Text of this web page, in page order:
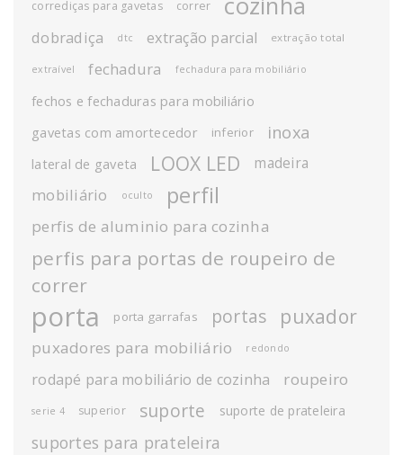
corrediças para gavetas correr
dobradiça dtc extração parcial extração total
extraível fechadura fechadura para mobiliário
fechos e fechaduras para mobiliário
gavetas com amortecedor
inferior inoxa
lateral de gaveta LOOX LED madeira
mobiliário oculto perfil
perfis de aluminio para cozinha
perfis para portas de roupeiro de
correr
porta porta garrafas portas puxador
puxadores para mobiliário redondo
rodapé para mobiliário de cozinha roupeiro
serie 4 superior suporte suporte de prateleira
suportes para prateleira